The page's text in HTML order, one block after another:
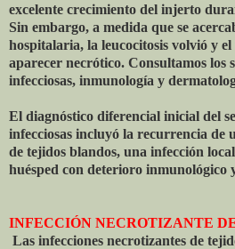
excelente crecimiento del injerto
Sin embargo, a medida que se
hospitalaria, la leucocitosis volvió y
aparecer necrótico. Consultamos los
infecciosas, inmunología y
El diagnóstico diferencial inicial del
infecciosas incluyó la recurrencia de
de tejidos blandos, una infección
huésped con deterioro inmunológico
INFECCIÓN NECROTIZANTE
Las infecciones necrotizantes de